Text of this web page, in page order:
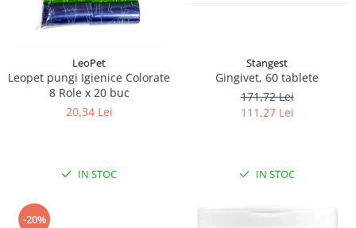
LeoPet
Leopet pungi Igienice Colorate
8 Role x 20 buc
20,34 Lei
IN STOC
Stangest
Gingivet, 60 tablete
171,72 Lei
111,27 Lei
IN STOC
-20%